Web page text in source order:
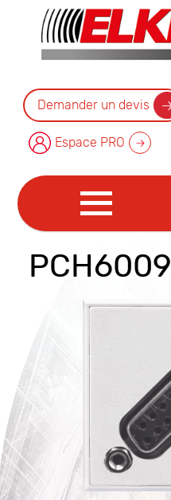
Demander un devis
Espace PRO
PCH6009